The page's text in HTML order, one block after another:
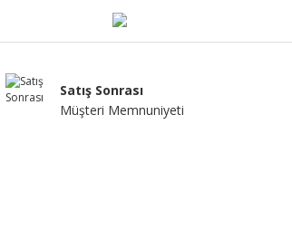
Satış Sonrası
Müşteri Memnuniyeti